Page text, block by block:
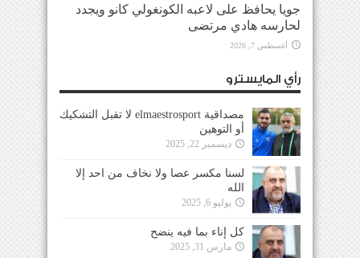
جويا يحافظ على لاعبه الكونغولي كانو ويجدد
لحارسه هادي مرتضى
أغسطس 7, 2026
رأي المايسترو
مصداقية elmaestrosport لا تقبل التشكيك
أو التوهين
ديسمبر 22, 2025
لسنا مكسر عصا ولا نخاف من احد إلا
الله
يوليو 6, 2025
كل إناء بما فيه ينضح
مارس 31, 2025